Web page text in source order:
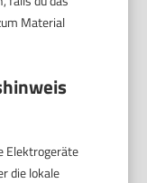
Material
Elektrogeräte
die lokale